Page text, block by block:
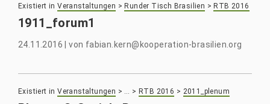
Existiert in Veranstaltungen > Runder Tisch Brasilien > RTB 2016
1911_forum1
24.11.2016 |von fabian.kern@kooperation-brasilien.org
Existiert in Veranstaltungen > … > RTB 2016 > 2011_plenum